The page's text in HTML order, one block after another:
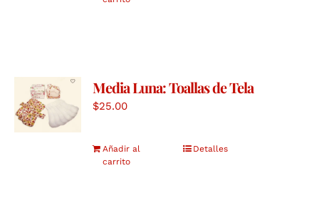
Media Luna: Toallas de Tela
$25.00
Añadir al
carrito
Detalles